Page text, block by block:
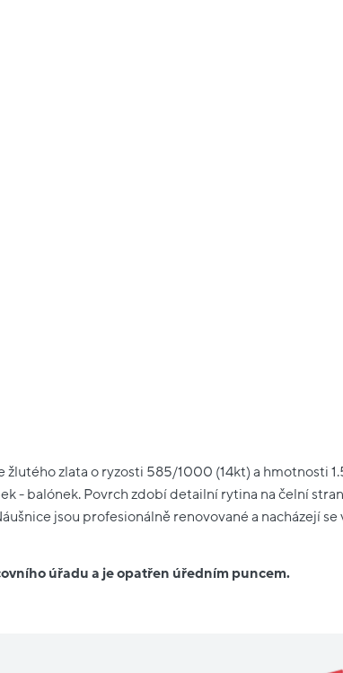
žlutého zlata o ryzosti 585/1000 (14kt) a hmotnosti
- balónek. Povrch zdobí detailní rytina na čelní
jsou profesionálně renovované a nacházejí se
úřadu a je opatřen úředním puncem.